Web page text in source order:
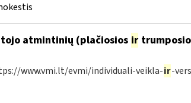
atmintinių (plačiosios ir
www.vmi.lt/evmi/individuali-veikla-ir-